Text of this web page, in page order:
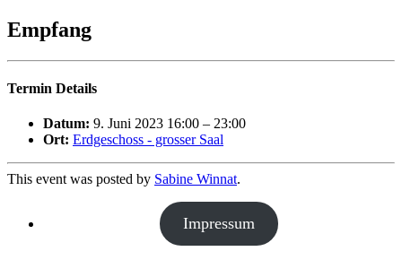
Empfang
Termin Details
Datum: 9. Juni 2023 16:00 – 23:00
Ort: Erdgeschoss - grosser Saal
This event was posted by Sabine Winnat.
Impressum